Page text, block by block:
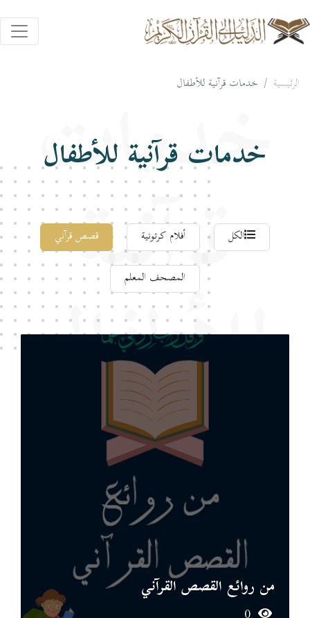
الرئيسية خدمات قرآنية للأطفال
خدمات قرآنية للأطفال
خدمات
قرآنية
للأطفال
الكل أفلام كرتونية قصص قرآني
المصحف المعلم
من روائع القصص القرآني